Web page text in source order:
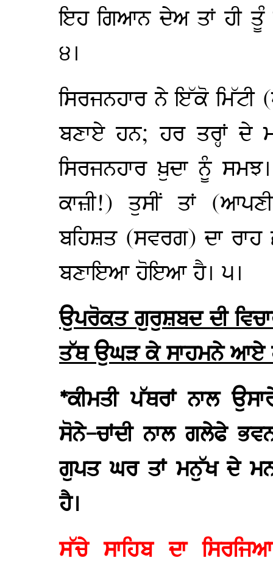
ਇਹ ਗਿਆਨ ਦੇਅ ਤਾਂ ਹੀ ਤੂੰ
੪।
ਸਿਰਜਨਹਾਰ ਨੇ ਇੱਕੋ ਮਿੱਟੀ
ਬਣਾਏ ਹਨ; ਹਰ ਤਰ੍ਹਾਂ
ਸਿਰਜਨਹਾਰ ਖ਼ੁਦਾ ਨੂੰ
ਕਾਜ਼ੀ!) ਤੁਸੀਂ ਤਾਂ
ਬਹਿਸ਼ਤ (ਸਵਰਗ) ਦਾ
ਬਣਾਇਆ ਹੋਇਆ ਹੈ। ੫।
ਉਪਰੋਕਤ ਗੁਰੁਸ਼ਬਦ ਦੀ
ਤੱਥ ਉਘੜ ਕੇ ਸਾਹਮਨੇ ਆਏ
*ਕੀਮਤੀ ਪੱਥਰਾਂ ਨਾਲ
ਸੋਨੇ-ਚਾਂਦੀ ਨਾਲ ਗਲੇਫੇ
ਗੁਪਤ ਘਰ ਤਾਂ ਮਨੁੱਖ ਦੇ
ਹੈ।
ਸੱਚੇ ਸਾਹਿਬ ਦਾ